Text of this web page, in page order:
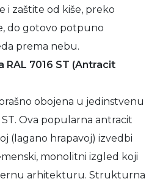
i zaštite od kiše, preko
do gotovo potpuno
prema nebu.
RAL 7016 ST (Antracit
obojena u jedinstvenu
ST. Ova popularna antracit
(lagano hrapavoj) izvedbi
monolitni izgled koji
arhitekturu. Strukturna